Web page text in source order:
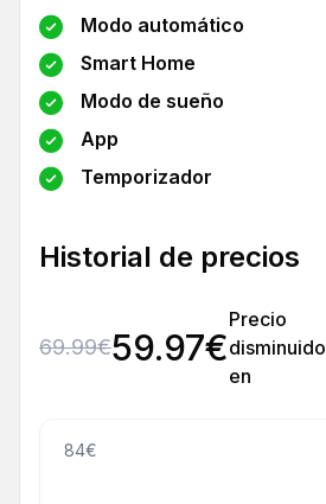
Modo automático
Smart Home
Modo de sueño
App
Temporizador
Historial de precios
69.99€59.97€
Precio
disminuido
en
84€